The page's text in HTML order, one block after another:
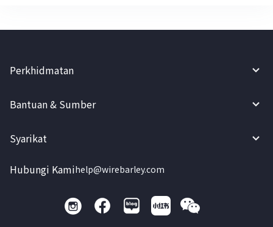
Perkhidmatan
Bantuan & Sumber
Syarikat
Hubungi Kamihelp@wirebarley.com